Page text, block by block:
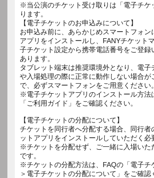
※当公演のチケット受け取りは「電子チケ
ります。
【電子チケットのお申込みについて】
お申込み前に、あらかじめスマートフォン
アプリをインストールし、FANYチケット
子チケット設定から携帯電話番号をご登録
あります。
タブレット端末は推奨環境外となり、電子
や入場処理の際に正常に動作しない場合が
で、必ずスマートフォンをご用意ください。
※電子チケットアプリのインストール方法
「ご利用ガイド」をご確認ください。
【電子チケットの分配について】
チケットを同行者へ分配する場合、同行者
ットアプリをインストールしていただく必
※チケットを分配せず、ご一緒に入場いた
です。
※チケットの分配方法は、FAQの「電子チ
＞電子チケットの分配について」をご確認